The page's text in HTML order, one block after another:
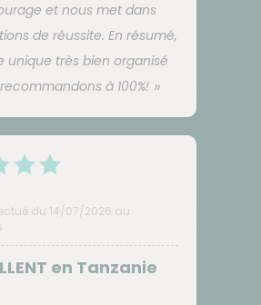
et nous met dans
de réussite. En résumé,
unique très bien organisé
à 100%!
du 14/07/2026 au
en Tanzanie